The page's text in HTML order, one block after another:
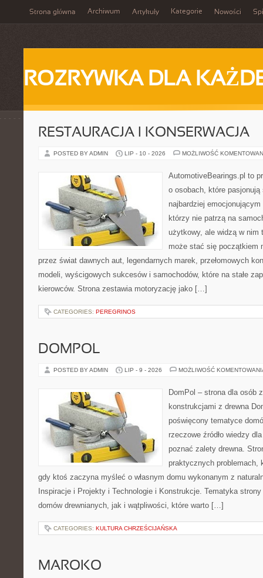
Strona główna Archiwum Artykuły Kategorie Nowości
ROZRYWKA DLA
RESTAURACJA I KONSERWACJA
POSTED BY ADMIN LIP - 10 - 2026 MOŻLIWOŚĆ
AutomotiveBearings.pl to
o osobach, które
najbardziej
którzy nie patrzą na
użytkowy, ale widzą w nim
może stać się początkiem
przez świat dawnych aut, legendarnych marek, przełomowych
modeli, wyścigowych sukcesów i samochodów, które na stałe
kierowców. Strona zestawia motoryzację jako […]
CATEGORIES: PEREGRINOS
DOMPOL
POSTED BY ADMIN LIP - 9 - 2026 MOŻLIWOŚĆ
DomPol – strona dla osób
konstrukcjami z drewna
poświęcony tematyce
rzeczowe źródło wiedzy
poznać zalety drewna.
praktycznych problemach,
gdy ktoś zaczyna myśleć o własnym domu wykonanym z
Inspiracje i Projekty i Technologie i Konstrukcje. Tematyka
domów drewnianych, jak i wątpliwości, które warto […]
CATEGORIES: KULTURA CHRZEŚCIJAŃSKA
MAROKO